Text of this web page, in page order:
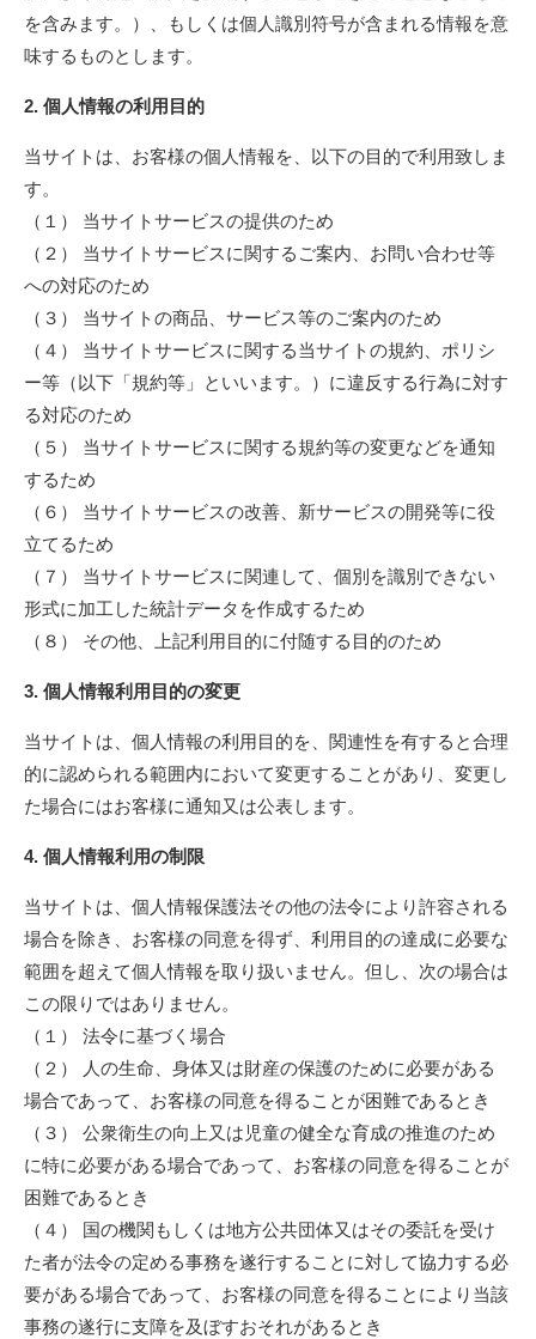
を含みます。）、もしくは個人識別符号が含まれる情報を意
味するものとします。
2. 個人情報の利用目的
当サイトは、お客様の個人情報を、以下の目的で利用致しま
す。
（１） 当サイトサービスの提供のため
（２） 当サイトサービスに関するご案内、お問い合わせ等
への対応のため
（３） 当サイトの商品、サービス等のご案内のため
（４） 当サイトサービスに関する当サイトの規約、ポリシ
ー等（以下「規約等」といいます。）に違反する行為に対す
る対応のため
（５） 当サイトサービスに関する規約等の変更などを通知
するため
（６） 当サイトサービスの改善、新サービスの開発等に役
立てるため
（７） 当サイトサービスに関連して、個別を識別できない
形式に加工した統計データを作成するため
（８） その他、上記利用目的に付随する目的のため
3. 個人情報利用目的の変更
当サイトは、個人情報の利用目的を、関連性を有すると合理
的に認められる範囲内において変更することがあり、変更し
た場合にはお客様に通知又は公表します。
4. 個人情報利用の制限
当サイトは、個人情報保護法その他の法令により許容される
場合を除き、お客様の同意を得ず、利用目的の達成に必要な
範囲を超えて個人情報を取り扱いません。但し、次の場合は
この限りではありません。
（１） 法令に基づく場合
（２） 人の生命、身体又は財産の保護のために必要がある
場合であって、お客様の同意を得ることが困難であるとき
（３） 公衆衛生の向上又は児童の健全な育成の推進のため
に特に必要がある場合であって、お客様の同意を得ることが
困難であるとき
（４） 国の機関もしくは地方公共団体又はその委託を受け
た者が法令の定める事務を遂行することに対して協力する必
要がある場合であって、お客様の同意を得ることにより当該
事務の遂行に支障を及ぼすおそれがあるとき